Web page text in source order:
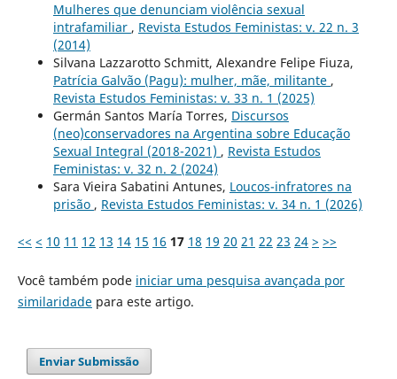
Mulheres que denunciam violência sexual
intrafamiliar , Revista Estudos Feministas: v. 22 n. 3
(2014)
Silvana Lazzarotto Schmitt, Alexandre Felipe Fiuza,
Patrícia Galvão (Pagu): mulher, mãe, militante ,
Revista Estudos Feministas: v. 33 n. 1 (2025)
Germán Santos María Torres, Discursos
(neo)conservadores na Argentina sobre Educação
Sexual Integral (2018-2021) , Revista Estudos
Feministas: v. 32 n. 2 (2024)
Sara Vieira Sabatini Antunes, Loucos-infratores na
prisão , Revista Estudos Feministas: v. 34 n. 1 (2026)
<< < 10 11 12 13 14 15 16 17 18 19 20 21 22 23 24 > >>
Você também pode iniciar uma pesquisa avançada por
similaridadepara este artigo.
Enviar Submissão